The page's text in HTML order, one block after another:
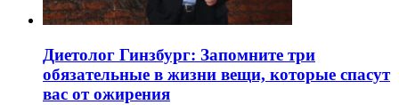
Диетолог Гинзбург: Запомните три
обязательные в жизни вещи, которые спасут
вас от ожирения